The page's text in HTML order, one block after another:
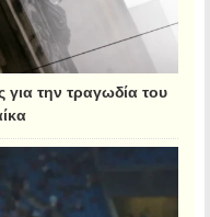
την τραγωδία του